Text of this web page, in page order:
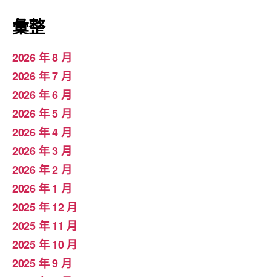
彙整
2026 年 8 月
2026 年 7 月
2026 年 6 月
2026 年 5 月
2026 年 4 月
2026 年 3 月
2026 年 2 月
2026 年 1 月
2025 年 12 月
2025 年 11 月
2025 年 10 月
2025 年 9 月